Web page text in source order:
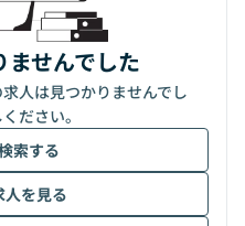
せんでした
人は見つかりませんでし
ださい。
索する
人を見る